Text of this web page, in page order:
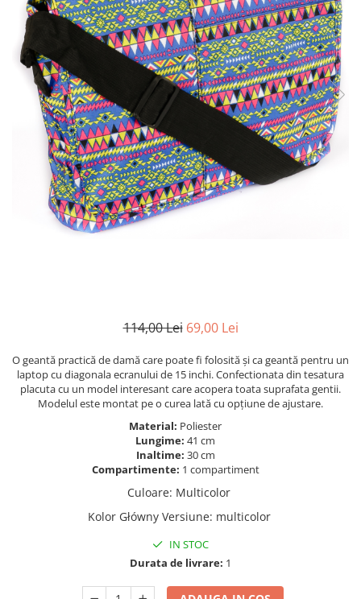
114,00 Lei 69,00 Lei
O geantă practică de damă care poate fi folosită și ca geantă pentru un
laptop cu diagonala ecranului de 15 inchi. Confectionata din tesatura
placuta cu un model interesant care acopera toata suprafata gentii.
Modelul este montat pe o curea lată cu opțiune de ajustare.
Material: Poliester
Lungime: 41 cm
Inaltime: 30 cm
Compartimente: 1 compartiment
Culoare: Multicolor
Kolor Główny Versiune: multicolor
IN STOC
Durata de livrare: 1